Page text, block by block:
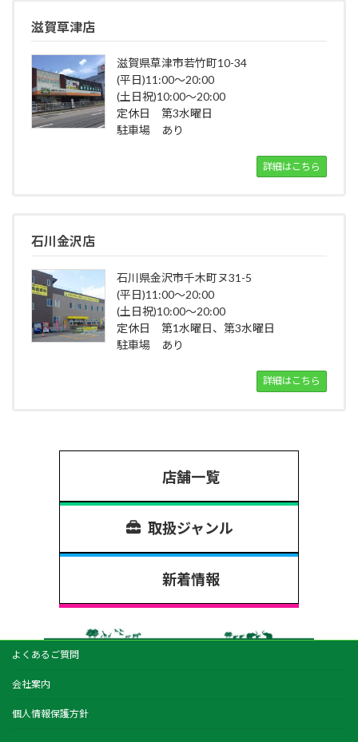
滋賀草津店
滋賀県草津市若竹町10-34
(平日)11:00～20:00
(土日祝)10:00～20:00
定休日 第3水曜日
駐車場 あり
詳細はこちら
石川金沢店
石川県金沢市千木町ヌ31-5
(平日)11:00～20:00
(土日祝)10:00～20:00
定休日 第1水曜日、第3水曜日
駐車場 あり
詳細はこちら
店舗一覧
取扱ジャンル
新着情報
よくあるご質問
会社案内
個人情報保護方針